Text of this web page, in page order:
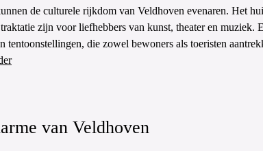
de culturele rijkdom van Veldhoven evenaren. Het
zijn voor liefhebbers van kunst, theater en muziek.
tentoonstellingen, die zowel bewoners als toeristen
van Veldhoven